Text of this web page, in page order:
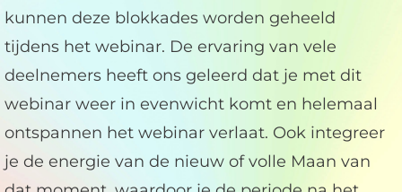
kunnen deze blokkades worden geheeld
tijdens het webinar. De ervaring van vele
deelnemers heeft ons geleerd dat je met dit
webinar weer in evenwicht komt en helemaal
ontspannen het webinar verlaat. Ook integreer
je de energie van de nieuw of volle Maan van